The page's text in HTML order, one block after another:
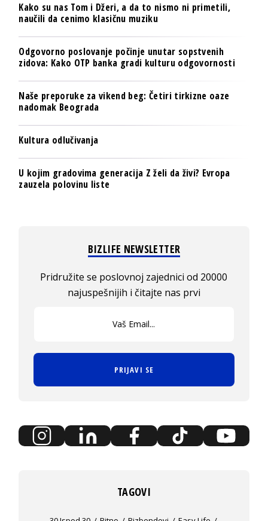
Kako su nas Tom i Džeri, a da to nismo ni primetili,
naučili da cenimo klasičnu muziku
Odgovorno poslovanje počinje unutar sopstvenih
zidova: Kako OTP banka gradi kulturu odgovornosti
Naše preporuke za vikend beg: Četiri tirkizne oaze
nadomak Beograda
Kultura odlučivanja
U kojim gradovima generacija Z želi da živi? Evropa
zauzela polovinu liste
BIZLIFE NEWSLETTER
Pridružite se poslovnoj zajednici od 20000
najuspešnijih i čitajte nas prvi
PRIJAVI SE
TAGOVI